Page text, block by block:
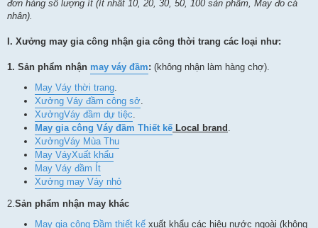
đơn hàng số lượng ít (ít nhất 10, 20, 30, 50, 100 sản phẩm, May đo cá
nhân).
I. Xưởng may gia công nhận gia công thời trang các loại như:
1. Sản phẩm nhận may váy đầm: (không nhận làm hàng chợ).
May Váy thời trang.
Xưởng Váy đầm công sở.
XưởngVáy đầm dự tiệc.
May gia công Váy đầm Thiết kế Local brand .
XưởngVáy Mùa Thu
May VáyXuất khẩu
May Váy đầm Ít
Xưởng may Váy nhỏ
2.Sản phẩm nhận may khác
May gia công Đầm thiết kế xuất khẩu các hiệu nước ngoài (không